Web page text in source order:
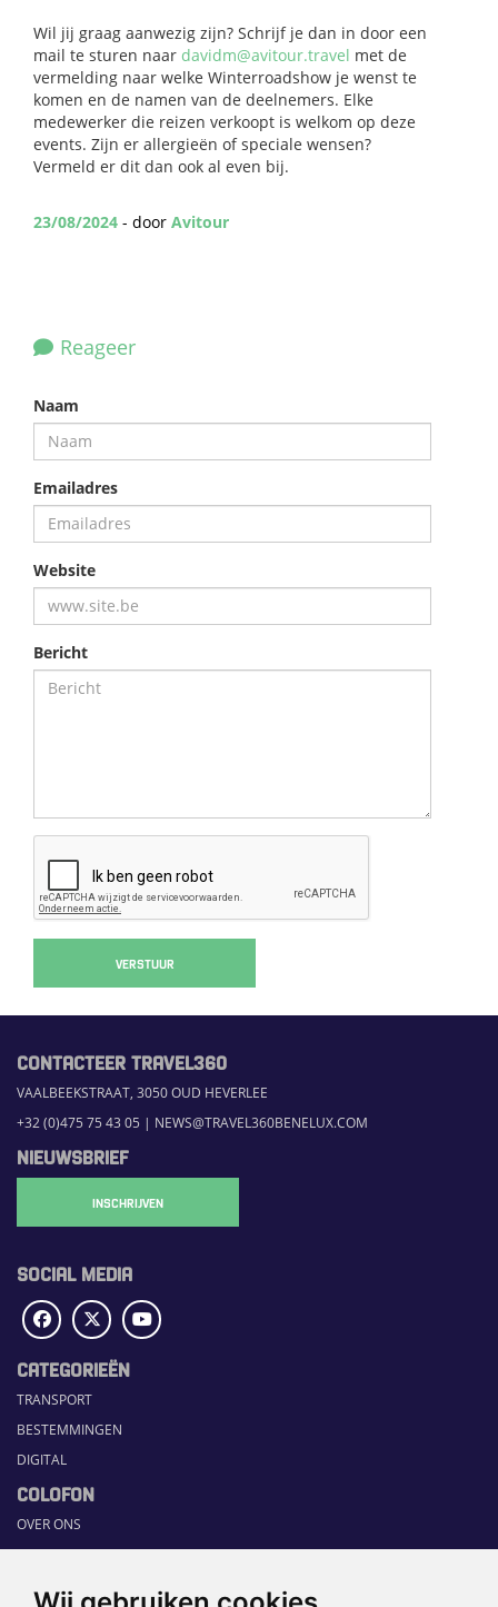
Wil jij graag aanwezig zijn? Schrijf je dan in door een
mail te sturen naar davidm@avitour.travel met de
vermelding naar welke Winterroadshow je wenst te
komen en de namen van de deelnemers. Elke
medewerker die reizen verkoopt is welkom op deze
events. Zijn er allergieën of speciale wensen?
Vermeld er dit dan ook al even bij.
23/08/2024 - door Avitour
Reageer
Naam
Emailadres
Website
Bericht
VERSTUUR
CONTACTEER TRAVEL360
VAALBEEKSTRAAT, 3050 OUD HEVERLEE
+32 (0)475 75 43 05 | NEWS@TRAVEL360BENELUX.COM
NIEUWSBRIEF
INSCHRIJVEN
SOCIAL MEDIA
CATEGORIEËN
TRANSPORT
BESTEMMINGEN
DIGITAL
COLOFON
OVER ONS
COMMUNICATION PLATFORM